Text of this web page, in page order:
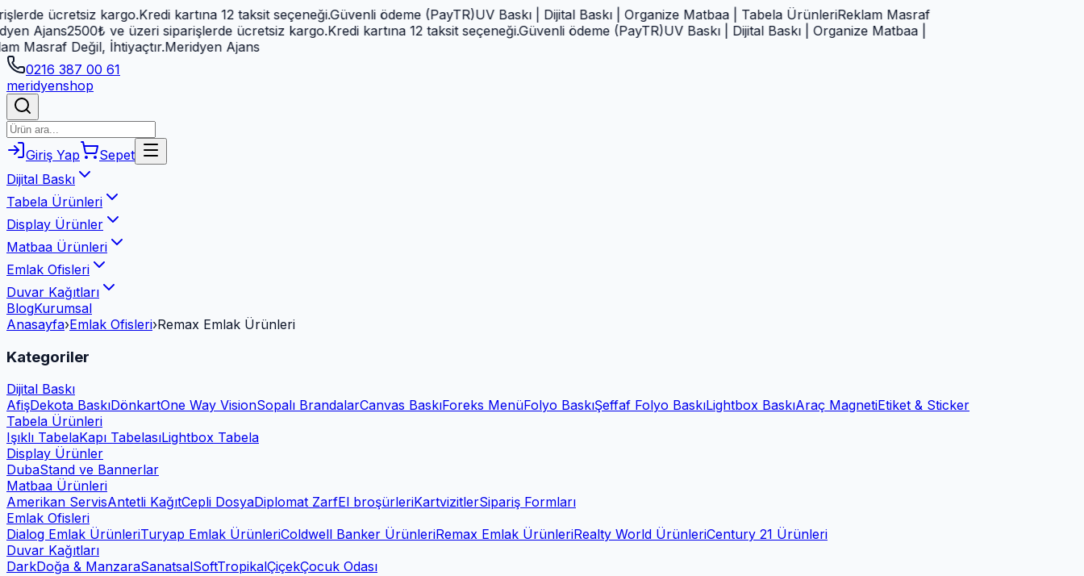
kargo.Kredi kartına 12 taksit seçeneği.Güvenli ödeme (PayTR)UV Baskı | Dijital Baskı | Organize Matbaa | Tabela ÜrünleriReklam Masraf
2500₺ ve üzeri siparişlerde ücretsiz kargo.Kredi kartına 12 taksit seçeneği.Güvenli ödeme (PayTR)UV Baskı | Dijital Baskı | Organize Matbaa |
Değil, İhtiyaçtır.Meridyen Ajans
0216 387 00 61
meridyenshop
Giriş Yap
Sepet
Dijital Baskı
Tabela Ürünleri
Display Ürünler
Matbaa Ürünleri
Emlak Ofisleri
Duvar Kağıtları
BlogKurumsal
Anasayfa›Emlak Ofisleri›Remax Emlak Ürünleri
Kategoriler
Dijital Baskı
AfişDekota BaskıDönkartOne Way VisionSopalı BrandalarCanvas BaskıForeks MenüFolyo BaskıŞeffaf Folyo BaskıLightbox BaskıAraç MagnetiEtiket & Sticker
Tabela Ürünleri
Işıklı TabelaKapı TabelasıLightbox Tabela
Display Ürünler
DubaStand ve Bannerlar
Matbaa Ürünleri
Amerikan ServisAntetli KağıtCepli DosyaDiplomat ZarfEl broşürleriKartvizitlerSipariş Formları
Emlak Ofisleri
Dialog Emlak ÜrünleriTuryap Emlak ÜrünleriColdwell Banker ÜrünleriRemax Emlak ÜrünleriRealty World ÜrünleriCentury 21 Ürünleri
Duvar Kağıtları
DarkDoğa & ManzaraSanatsalSoftTropikalÇiçekÇocuk Odası